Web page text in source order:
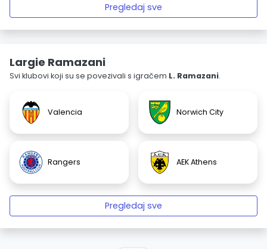
Pregledaj sve
Largie Ramazani
Svi klubovi koji su se povezivali s igračem L. Ramazani.
Valencia Norwich City
Rangers AEK Athens
Pregledaj sve